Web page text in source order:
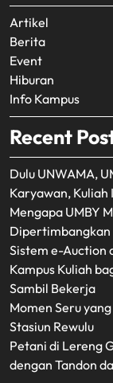
Artikel
Berita
Event
Hiburan
Info Kampus
Recent
Dulu UNWAMA,
Karyawan,
Mengapa UMBY
Dipertimbangkan
Sistem e-Auction
Kampus Kuliah
Sambil Bekerja
Momen Seru
Stasiun Rewulu
Petani di Lereng
dengan Tandon